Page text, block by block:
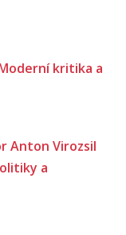
kritika a
Anton Virozsil
a